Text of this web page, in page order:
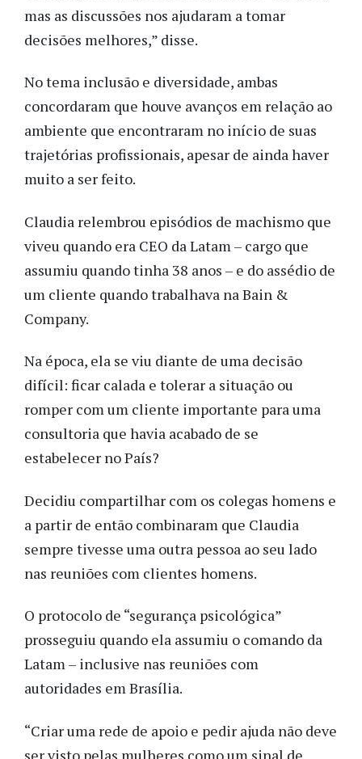
mas as discussões nos ajudaram a tomar
decisões melhores,” disse.
No tema inclusão e diversidade, ambas
concordaram que houve avanços em relação ao
ambiente que encontraram no início de suas
trajetórias profissionais, apesar de ainda haver
muito a ser feito.
Claudia relembrou episódios de machismo que
viveu quando era CEO da Latam – cargo que
assumiu quando tinha 38 anos – e do assédio de
um cliente quando trabalhava na Bain &
Company.
Na época, ela se viu diante de uma decisão
difícil: ficar calada e tolerar a situação ou
romper com um cliente importante para uma
consultoria que havia acabado de se
estabelecer no País?
Decidiu compartilhar com os colegas homens e
a partir de então combinaram que Claudia
sempre tivesse uma outra pessoa ao seu lado
nas reuniões com clientes homens.
O protocolo de “segurança psicológica”
prosseguiu quando ela assumiu o comando da
Latam – inclusive nas reuniões com
autoridades em Brasília.
“Criar uma rede de apoio e pedir ajuda não deve
ser visto pelas mulheres como um sinal de